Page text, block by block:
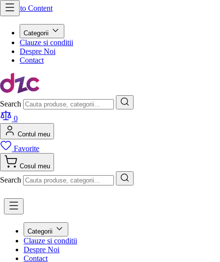
Skip to Content
Categorii
Clauze si conditii
Despre Noi
Contact
Search
0
Contul meu
Favorite
Cosul meu
Search
Categorii
Clauze si conditii
Despre Noi
Contact